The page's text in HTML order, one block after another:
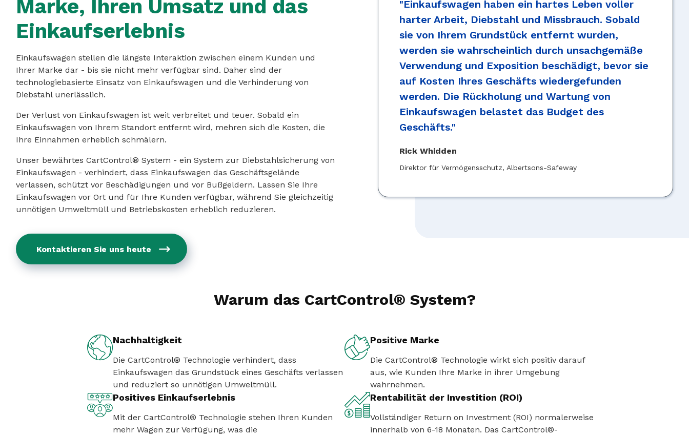
Marke, Ihren Umsatz und das
Einkaufserlebnis
Einkaufswagen stellen die längste Interaktion zwischen einem Kunden und
Ihrer Marke dar - bis sie nicht mehr verfügbar sind. Daher sind der
technologiebasierte Einsatz von Einkaufswagen und die Verhinderung von
Diebstahl unerlässlich.
Der Verlust von Einkaufswagen ist weit verbreitet und teuer. Sobald ein
Einkaufswagen von Ihrem Standort entfernt wird, mehren sich die Kosten, die
Ihre Einnahmen erheblich schmälern.
Unser bewährtes CartControl® System - ein System zur Diebstahlsicherung von
Einkaufswagen - verhindert, dass Einkaufswagen das Geschäftsgelände
verlassen, schützt vor Beschädigungen und vor Bußgeldern. Lassen Sie Ihre
Einkaufswagen vor Ort und für Ihre Kunden verfügbar, während Sie gleichzeitig
unnötigen Umweltmüll und Betriebskosten erheblich reduzieren.
Kontaktieren Sie uns heute
"Einkaufswagen haben ein hartes Leben voller
harter Arbeit, Diebstahl und Missbrauch. Sobald
sie von Ihrem Grundstück entfernt wurden,
werden sie wahrscheinlich durch unsachgemäße
Verwendung und Exposition beschädigt, bevor sie
auf Kosten Ihres Geschäfts wiedergefunden
werden. Die Rückholung und Wartung von
Einkaufswagen belastet das Budget des
Geschäfts."
Rick Whidden
Direktor für Vermögensschutz, Albertsons-Safeway
Warum das CartControl® System?
Nachhaltigkeit
Die CartControl® Technologie verhindert, dass
Einkaufswagen das Grundstück eines Geschäfts verlassen
und reduziert so unnötigen Umweltmüll.
Positive Marke
Die CartControl® Technologie wirkt sich positiv darauf
aus, wie Kunden Ihre Marke in ihrer Umgebung
wahrnehmen.
Positives Einkaufserlebnis
Mit der CartControl® Technologie stehen Ihren Kunden
mehr Wagen zur Verfügung, was die
Rentabilität der Investition (ROI)
Vollständiger Return on Investment (ROI) normalerweise
innerhalb von 6-18 Monaten. Das CartControl®-